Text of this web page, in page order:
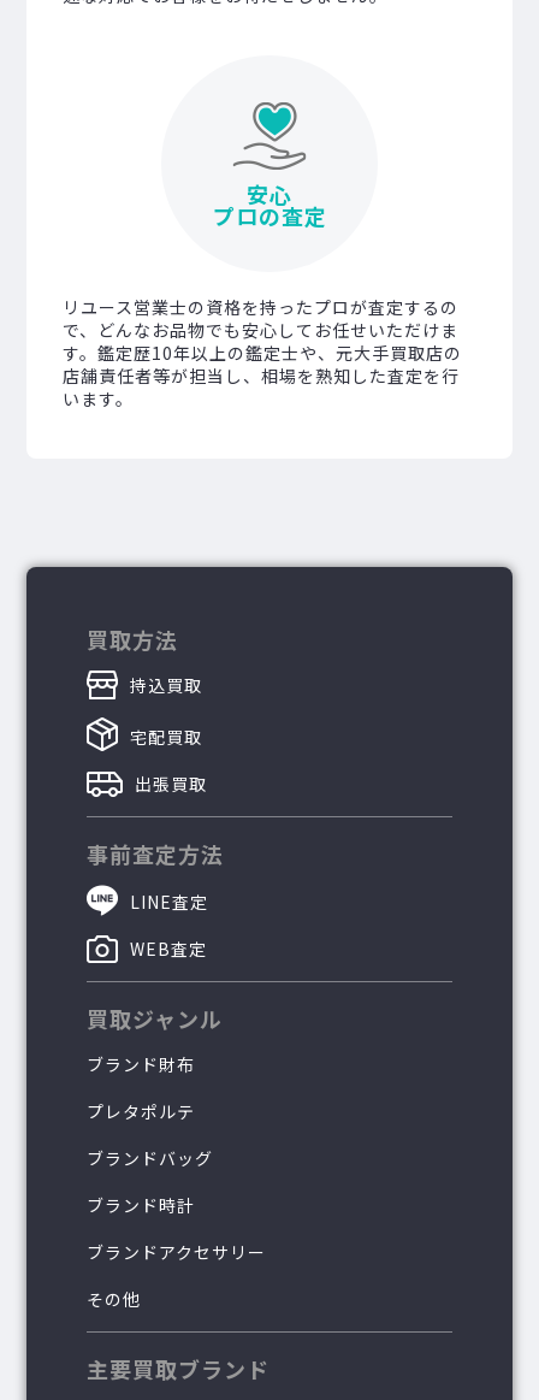
買取方法
持込買取
宅配買取
出張買取
事前査定方法
LINE査定
WEB査定
買取ジャンル
ブランド財布
プレタポルテ
ブランドバッグ
ブランド時計
ブランドアクセサリー
その他
主要買取ブランド
安心
プロの査定
リユース営業士の資格を持ったプロが査定するの
で、どんなお品物でも安心してお任せいただけま
す。鑑定歴10年以上の鑑定士や、元大手買取店の
店舗責任者等が担当し、相場を熟知した査定を行
います。